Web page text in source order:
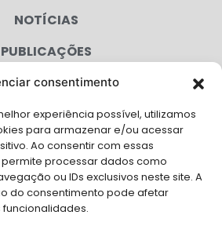
consentimento
experiência possível, utilizamos
para armazenar e/ou acessar
Ao consentir com essas
processar dados como
ou IDs exclusivos neste site. A
do consentimento pode afetar
NOTÍCIAS
PUBLICAÇÕES
CONGRESSO
AGENDA
CAMPANHAS
SERVIÇOS
FILIADAS